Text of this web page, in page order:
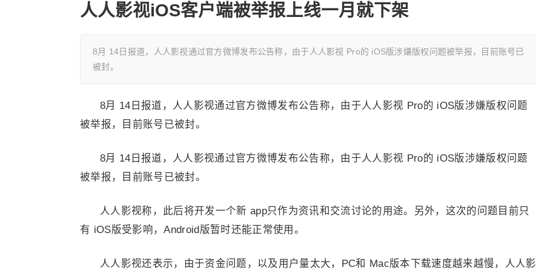
人人影视iOS客户端被举报上线一月就下架
8月 14日报道，人人影视通过官方微博发布公告称，由于人人影视 Pro的 iOS版涉嫌版权问题被举报，目前账号已
被封。
8月 14日报道，人人影视通过官方微博发布公告称，由于人人影视 Pro的 iOS版涉嫌版权问题
被举报，目前账号已被封。
8月 14日报道，人人影视通过官方微博发布公告称，由于人人影视 Pro的 iOS版涉嫌版权问题
被举报，目前账号已被封。
人人影视称，此后将开发一个新 app只作为资讯和交流讨论的用途。另外，这次的问题目前只
有 iOS版受影响，Android版暂时还能正常使用。
人人影视还表示，由于资金问题，以及用户量太大，PC和 Mac版本下载速度越来越慢，人人影